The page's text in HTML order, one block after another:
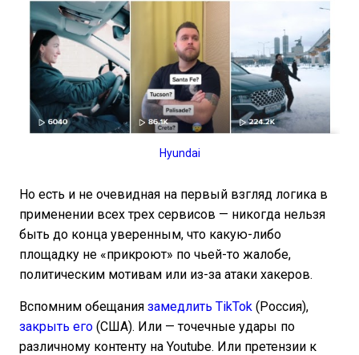
Hyundai
Но есть и не очевидная на первый взгляд логика в
применении всех трех сервисов — никогда нельзя
быть до конца уверенным, что какую-либо
площадку не «прикроют» по чьей-то жалобе,
политическим мотивам или из-за атаки хакеров.
Вспомним обещания замедлить TikTok (Россия),
закрыть его (США). Или — точечные удары по
различному контенту на Youtube. Или претензии к